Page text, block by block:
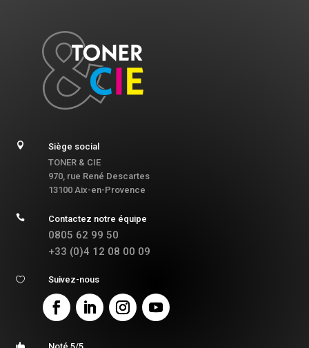

Siège social
TONER & CIE
970, rue René Descartes
13100 Aix-en-Provence
 Contactez notre équipe
0805 62 99 50
+33 (0)4 12 08 00 09
 Suivez-nous
 Noté 5/5